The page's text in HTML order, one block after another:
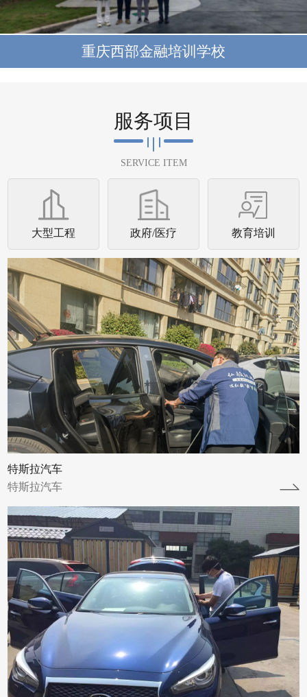
重庆西部金融培训学校
服务项目
SERVICE ITEM
大型工程 政府/医疗 教育培训
特斯拉汽车
特斯拉汽车
英菲尼迪
英菲尼迪
查看详情
奥迪汽车
奥迪汽车
查看详情